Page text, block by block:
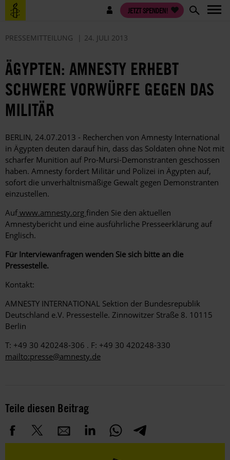
Direkt
zum
Benutzermenü JETZT SPENDEN!
PRESSEMITTEILUNG 24. JULI 2013
ÄGYPTEN: AMNESTY ERHEBT
SCHWERE VORWÜRFE GEGEN DAS
MILITÄR
BERLIN, 24.07.2013 - Recherchen von Amnesty International
in Ägypten deuten darauf hin, dass das Soldaten ohne Not mit
scharfer Munition auf Pro-Mursi-Demonstranten geschossen
haben. Amnesty fordert Militär und Polizei in Ägypten auf,
sofort die unverhältnismäßige Gewalt gegen Demonstranten
einzustellen.
Aufwww.amnesty.org finden Sie den aktuellen
Amnestybericht und eine ausführliche Presseerklärung auf
Englisch.
Für Interviewanfragen wenden Sie sich bitte an die
Pressestelle.
Kontakt:
AMNESTY INTERNATIONAL Sektion der Bundesrepublik
Deutschland e.V. Pressestelle. Zinnowitzer Straße 8. 10115
Berlin
T: +49 30 420248-306 . F: +49 30 420248-330
mailto:presse@amnesty.de
Teile diesen Beitrag